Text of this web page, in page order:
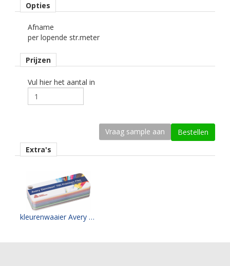
vlak, licht gebogen.
Dikte
64 mu
Kleefkracht (N/1000 mm)
gecoat kraft papier
Minimale aanbrengstemperatuur (°C)
Temperatuurbereik (°C)
-40 tot +90.
Levensduurverwachting
Opties
Afname
per lopende str.meter
Prijzen
Vul hier het aantal in
Extra's
kleurenwaaier Avery PF700 serie